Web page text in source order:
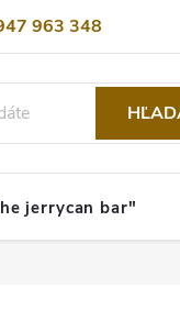
963 348
podmienky
jerrycan bar"